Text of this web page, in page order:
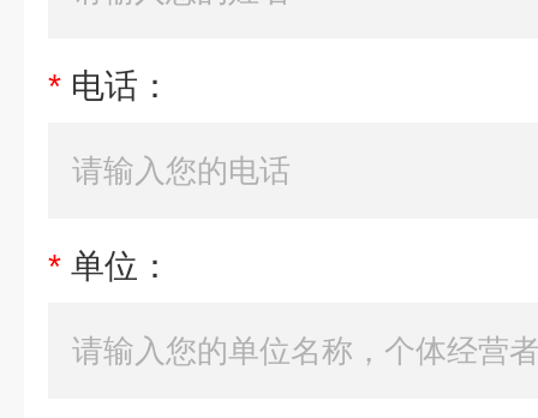
* 电话：
* 单位：